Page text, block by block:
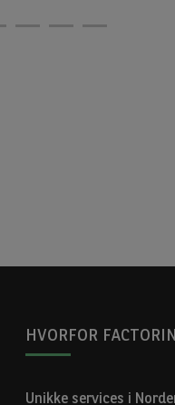
HVORFOR
Unikke services i